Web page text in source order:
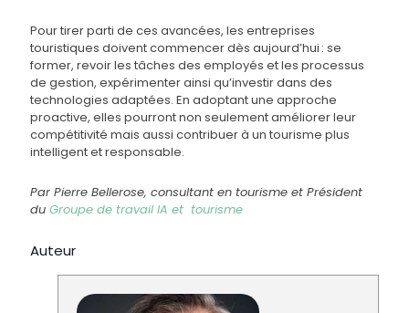
Pour tirer parti de ces avancées, les entreprises
touristiques doivent commencer dès aujourd’hui : se
former, revoir les tâches des employés et les processus
de gestion, expérimenter ainsi qu’investir dans des
technologies adaptées. En adoptant une approche
proactive, elles pourront non seulement améliorer leur
compétitivité mais aussi contribuer à un tourisme plus
intelligent et responsable.
Par Pierre Bellerose, consultant en tourisme et Président
du Groupe de travail IA et tourisme
Auteur